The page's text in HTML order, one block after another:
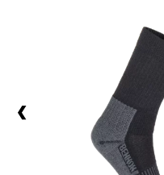
Voľnočasová obuv